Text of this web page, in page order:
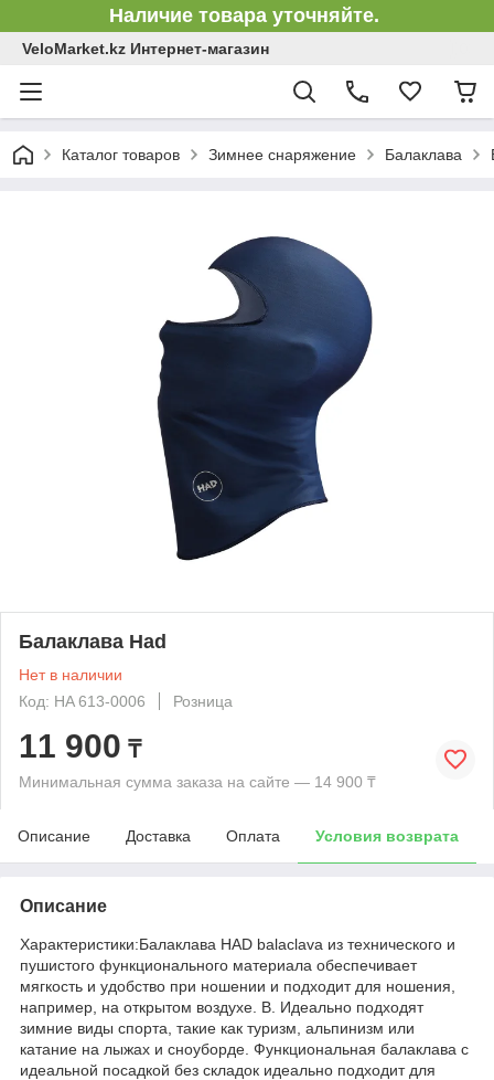
Наличие товара уточняйте.
VeloMarket.kz Интернет-магазин
Каталог товаров Зимнее снаряжение Балаклава
Балаклава Had
Нет в наличии
Код: HA 613-0006
Розница
11 900 ₸
Минимальная сумма заказа на сайте — 14 900 ₸
Описание Доставка Оплата Условия возврата
Описание
Характеристики:Балаклава HAD balaclava из технического и
пушистого функционального материала обеспечивает
мягкость и удобство при ношении и подходит для ношения,
например, на открытом воздухе. B. Идеально подходят
зимние виды спорта, такие как туризм, альпинизм или
катание на лыжах и сноуборде. Функциональная балаклава с
идеальной посадкой без складок идеально подходит для